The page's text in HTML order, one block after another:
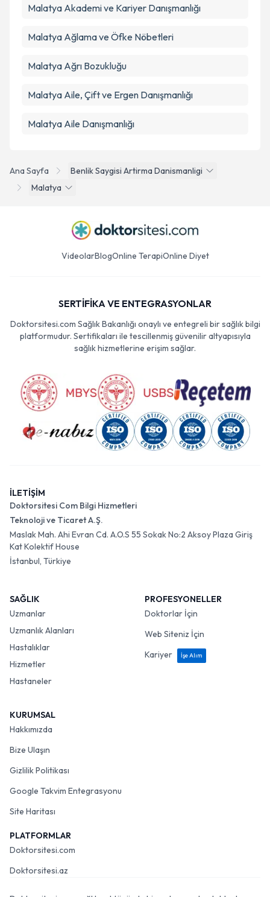
Ana Sayfa
Benlik Saygisi Artirma Danismanligi
Malatya
Malatya Akademi ve Kariyer Danışmanlığı
Malatya Ağlama ve Öfke Nöbetleri
Malatya Ağrı Bozukluğu
Malatya Aile, Çift ve Ergen Danışmanlığı
Malatya Aile Danışmanlığı
VideolarBlogOnline TerapiOnline Diyet
SERTİFİKA VE ENTEGRASYONLAR
Doktorsitesi.com Sağlık Bakanlığı onaylı ve entegreli bir sağlık bilgi
platformudur. Sertifikaları ile tescillenmiş güvenilir altyapısıyla
sağlık hizmetlerine erişim sağlar.
İLETİŞİM
Doktorsitesi Com Bilgi Hizmetleri
Teknoloji ve Ticaret A.Ş.
Maslak Mah. Ahi Evran Cd. A.O.S 55 Sokak No:2 Aksoy Plaza Giriş
Kat Kolektif House
İstanbul, Türkiye
SAĞLIK
Uzmanlar
Uzmanlık Alanları
Hastalıklar
Hizmetler
Hastaneler
PROFESYONELLER
Doktorlar İçin
Web Siteniz İçin
Kariyer
İşe Alım
KURUMSAL
Hakkımızda
Bize Ulaşın
Gizlilik Politikası
Google Takvim Entegrasyonu
Site Haritası
PLATFORMLAR
Doktorsitesi.com
Doktorsitesi.az